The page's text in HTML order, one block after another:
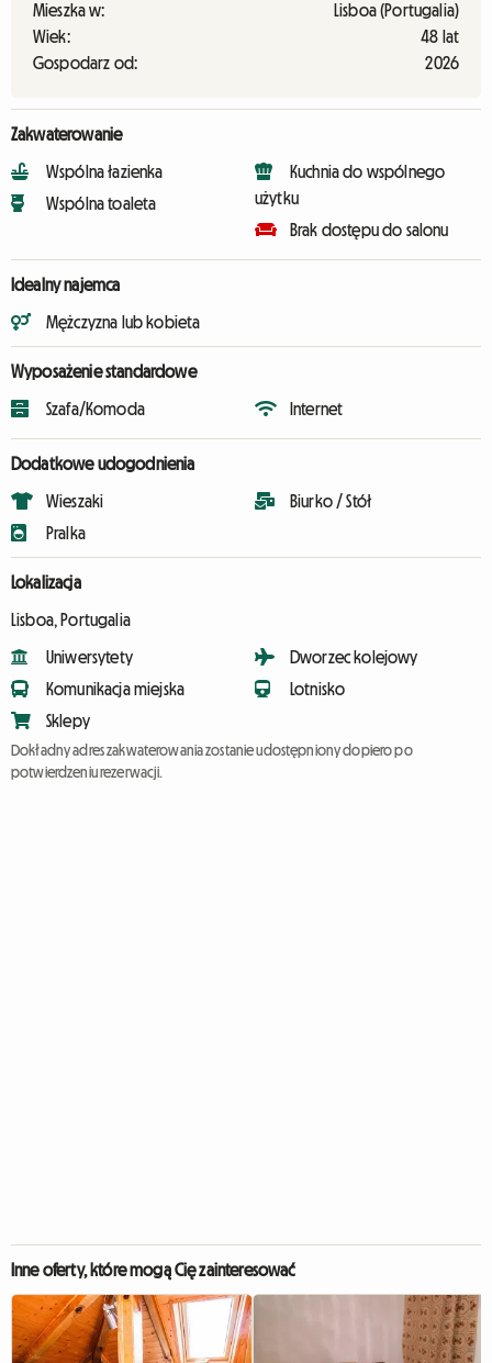
Mieszka w:
Lisboa (Portugalia)
Wiek:
48 lat
Gospodarz od:
2026
Zakwaterowanie
Wspólna łazienka
Wspólna toaleta
Kuchnia do wspólnego
użytku
Brak dostępu do salonu
Idealny najemca
Mężczyzna lub kobieta
Wyposażenie standardowe
Szafa/Komoda Internet
Dodatkowe udogodnienia
Wieszaki
Pralka
Biurko / Stół
Lokalizacja
Lisboa, Portugalia
Uniwersytety
Komunikacja miejska
Sklepy
Dworzec kolejowy
Lotnisko
Dokładny adres zakwaterowania zostanie udostępniony dopiero po
potwierdzeniu rezerwacji.
Inne oferty, które mogą Cię zainteresować